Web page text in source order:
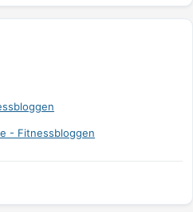
- Fitnessbloggen